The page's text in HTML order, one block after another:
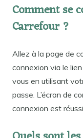
Comment se
Carrefour ?
Allez à la page de
connexion via le
vous en utilisant
passe. L’écran de
connexion est